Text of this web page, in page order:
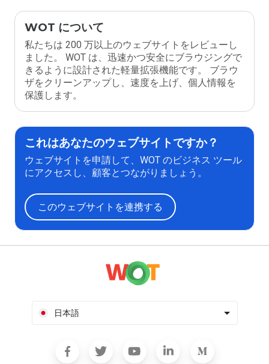
WOT について
私たちは 200 万以上のウェブサイトをレビューし
ました。 WOT は、迅速かつ安全にブラウジングで
きるように設計された軽量拡張機能です。 ブラウ
ザをクリーンアップし、速度を上げ、個人情報を
保護します。
これはあなたのウェブサイトですか？
ウェブサイトを申請して、WOT のビジネス ツール
にアクセスし、顧客とつながりましょう。
このウェブサイトを連携する
日本語